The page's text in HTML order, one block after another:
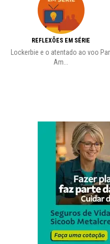
REFLEXÕES EM SÉRIE
Lockerbie e o atentado ao voo
Am...